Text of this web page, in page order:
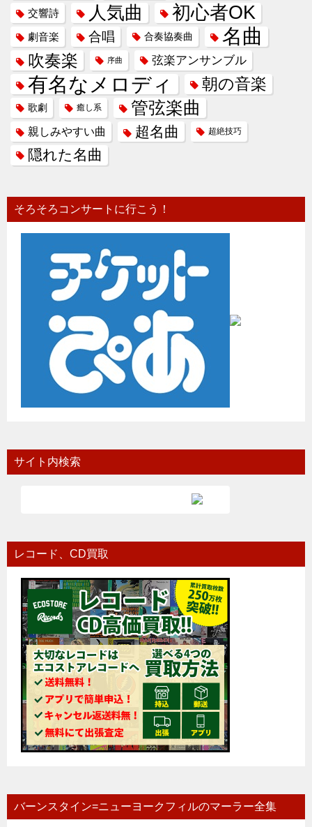
交響詩 人気曲 初心者OK
劇音楽 合唱 合奏協奏曲 名曲
吹奏楽 序曲 弦楽アンサンブル
有名なメロディ 朝の音楽
歌劇 癒し系 管弦楽曲
親しみやすい曲 超名曲 超絶技巧
隠れた名曲
そろそろコンサートに行こう！
サイト内検索
レコード、CD買取
バーンスタイン=ニューヨークフィルのマーラー全集